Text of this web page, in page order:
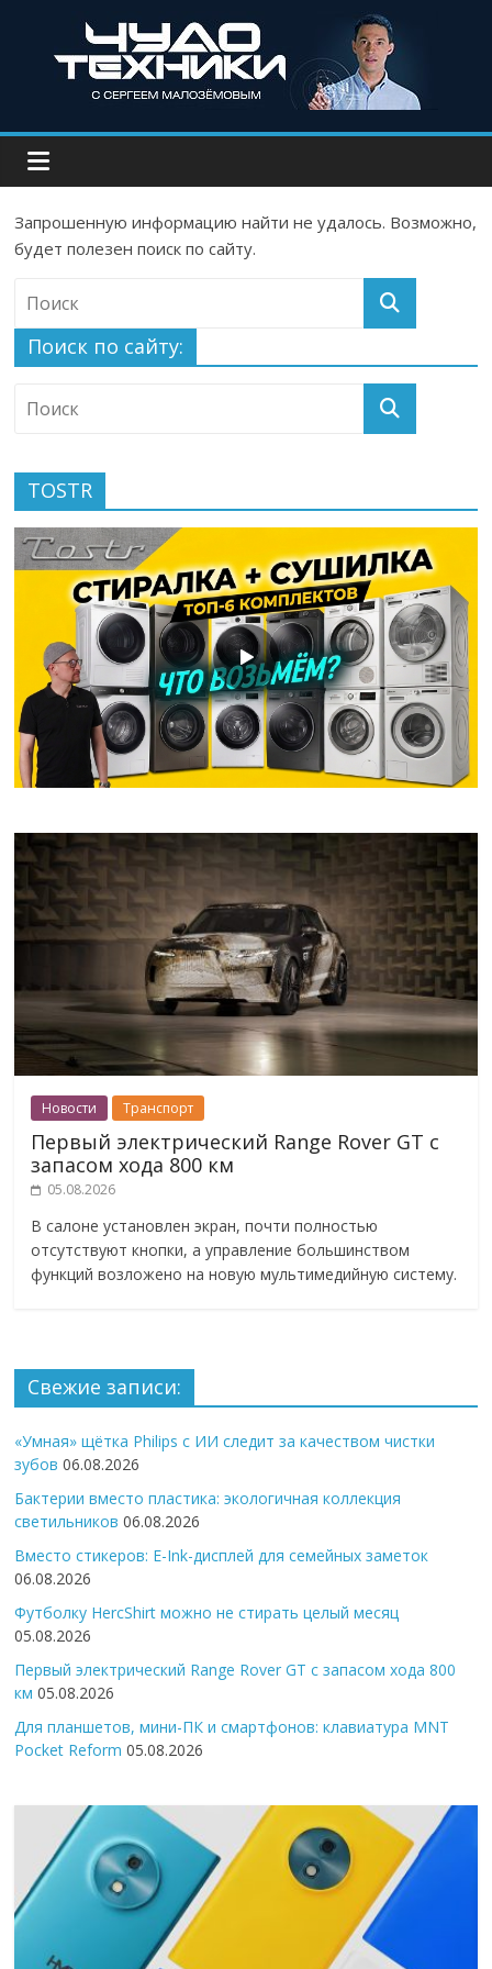
Запрошенную информацию найти не удалось. Возможно,
будет полезен поиск по сайту.
Поиск по сайту:
TOSTR
Новости Транспорт
Первый электрический Range Rover GT с
запасом хода 800 км
05.08.2026
В салоне установлен экран, почти полностью
отсутствуют кнопки, а управление большинством
функций возложено на новую мультимедийную систему.
Свежие записи:
«Умная» щётка Philips с ИИ следит за качеством чистки
зубов 06.08.2026
Бактерии вместо пластика: экологичная коллекция
светильников 06.08.2026
Вместо стикеров: E-Ink-дисплей для семейных заметок
06.08.2026
Футболку HercShirt можно не стирать целый месяц
05.08.2026
Первый электрический Range Rover GT с запасом хода 800
км 05.08.2026
Для планшетов, мини-ПК и смартфонов: клавиатура MNT
Pocket Reform 05.08.2026